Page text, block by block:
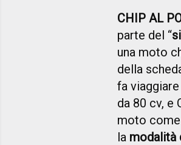
CHIP AL
parte del “
una moto
della
fa
da 80 cv, e
moto
la modalità